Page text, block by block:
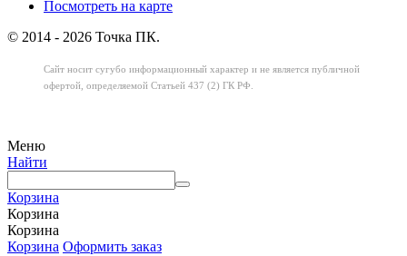
Посмотреть на карте
© 2014 - 2026 Точка ПК.
Сайт носит сугубо информационный характер и не является публичной
офертой, определяемой Статьей 437 (2) ГК РФ.
Меню
Найти
Корзина
Корзина
Корзина
Корзина Оформить заказ